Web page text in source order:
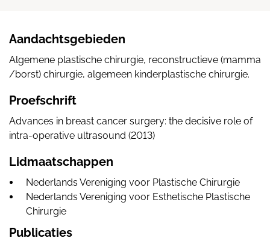
Aandachtsgebieden
Algemene plastische chirurgie, reconstructieve (mamma
/borst) chirurgie, algemeen kinderplastische chirurgie.
Proefschrift
Advances in breast cancer surgery: the decisive role of
intra-operative ultrasound (2013)
Lidmaatschappen
Nederlands Vereniging voor Plastische Chirurgie
Nederlands Vereniging voor Esthetische Plastische
Chirurgie
Publicaties